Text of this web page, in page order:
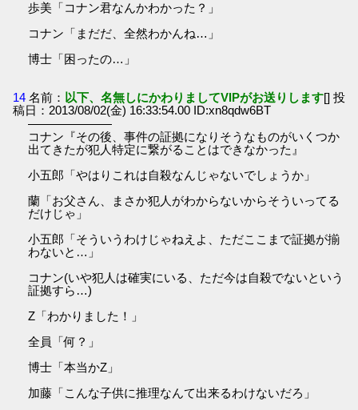
歩美「コナン君なんかわかった？」
コナン「まだだ、全然わかんね…」
博士「困ったの…」
14 名前： 以下、名無しにかわりましてVIPがお送りします[] 投
稿日：2013/08/02(金) 16:33:54.00 ID:xn8qdw6BT
―――――――
コナン『その後、事件の証拠になりそうなものがいくつか
出てきたが犯人特定に繋がることはできなかった』
小五郎「やはりこれは自殺なんじゃないでしょうか」
蘭「お父さん、まさか犯人がわからないからそういってる
だけじゃ」
小五郎「そういうわけじゃねえよ、ただここまで証拠が揃
わないと…」
コナン(いや犯人は確実にいる、ただ今は自殺でないという
証拠すら…)
Z「わかりました！」
全員「何？」
博士「本当かZ」
加藤「こんな子供に推理なんて出来るわけないだろ」